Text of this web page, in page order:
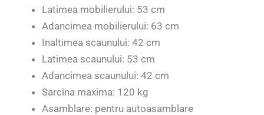
Latimea mobilierului: 53 cm
Adancimea mobilierului: 63 cm
Inaltimea scaunului: 42 cm
Latimea scaunului: 53 cm
Adancimea scaunului: 42 cm
Sarcina maxima: 120 kg
Asamblare: pentru autoasamblare